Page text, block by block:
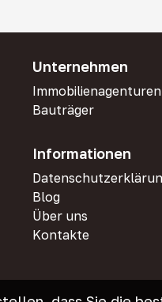
Unternehmen
Immobilienagenturen
Bauträger
Informationen
Blog
Über uns
Kontakte